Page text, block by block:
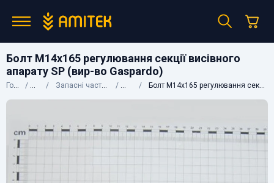
Болт М14х165 регулювання секції висівного
апарату SP (вир-во Gaspardo)
Головна КаталогЗапасні частини до сільгосптехніки GaspardoБолт М14х165 регулювання секції висівного апарату SP (вир-во Gaspardo)